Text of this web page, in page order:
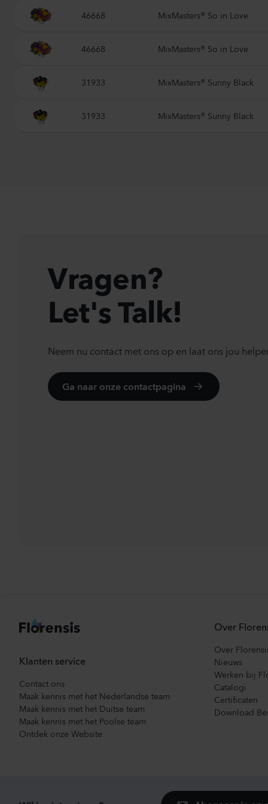
46668 MixMasters® So in Love
46668 MixMasters® So in Love
31933 MixMasters® Sunny Black
31933 MixMasters® Sunny Black
Vragen?
Let's Talk!
Neem nu contact met ons op en laat ons jou
Ga naar onze contactpagina
Klanten service
Contact ons
Maak kennis met het Nederlandse team
Maak kennis met het Duitse team
Maak kennis met het Poolse team
Ontdek onze Website
Over
Over
Nieuws
Werken bij
Catalogi
Certificaten
Download